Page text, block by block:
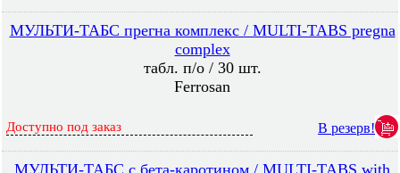
МУЛЬТИ-ТАБС прегна комплекс / MULTI-TABS pregna
complex
табл. п/о / 30 шт.
Ferrosan
Доступно под заказ В резерв!
МУЛЬТИ-ТАБС с бета-каротином / MULTI-TABS with